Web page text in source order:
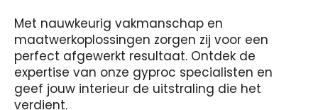
Met nauwkeurig vakmanschap en
maatwerkoplossingen zorgen zij voor een
perfect afgewerkt resultaat. Ontdek de
expertise van onze gyproc specialisten en
geef jouw interieur de uitstraling die het
verdient.